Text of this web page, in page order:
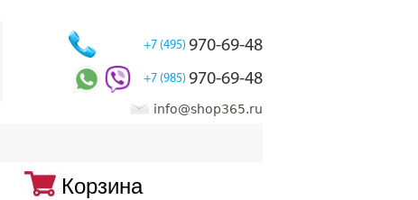
+7 (495) 970-69-48
+7 (985) 970-69-48
info@shop365.ru
Корзина